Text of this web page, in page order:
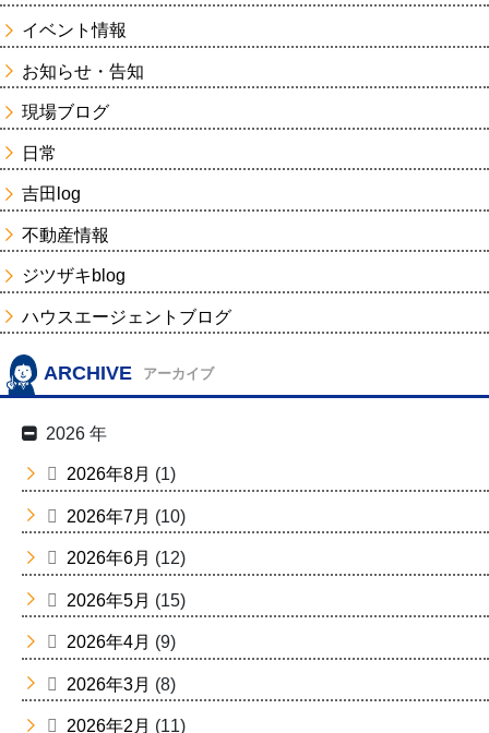
イベント情報
お知らせ・告知
現場ブログ
日常
吉田log
不動産情報
ジツザキblog
ハウスエージェントブログ
ARCHIVE アーカイブ
2026 年
2026年8月 (1)
2026年7月 (10)
2026年6月 (12)
2026年5月 (15)
2026年4月 (9)
2026年3月 (8)
2026年2月 (11)